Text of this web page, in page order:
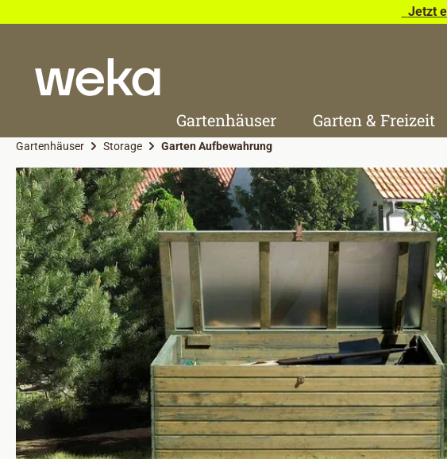
Jetzt
Gartenhäuser Garten & Freizeit
Gartenhäuser Storage Garten Aufbewahrung
Bildergalerie überspringen